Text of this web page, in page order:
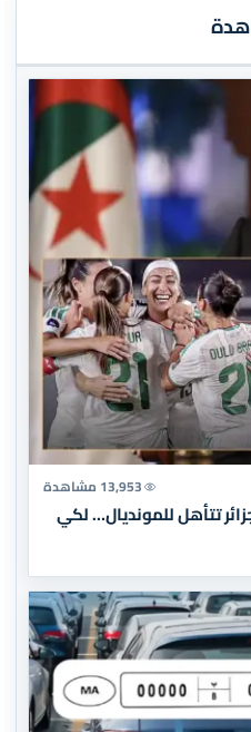
13,953 مشاهدة
تتأهل للمونديال… لكي